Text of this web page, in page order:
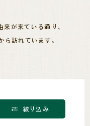
が来ている通り、
訪れています。
をかけてゆっくり
います。
絞り込み